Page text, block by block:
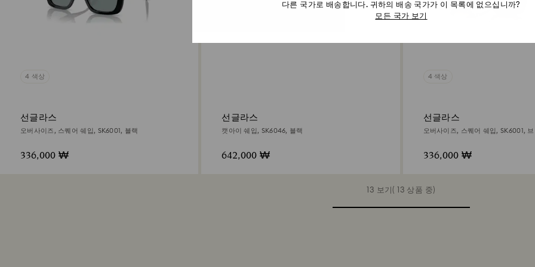
4 색상
선글라스
오버사이즈, 스퀘어 쉐입, SK6001, 블랙
336,000 ₩
선글라스
캣아이 쉐입, SK6046, 블랙
642,000 ₩
4 색상
선글라스
오버사이즈, 스퀘어 쉐입, SK6001,
336,000 ₩
13 보기( 13 상품 중)
다른 국가로 배송합니다. 귀하의 배송 국가가 이 목록에 없으십니까?
모든 국가 보기